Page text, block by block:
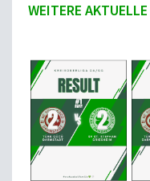
WEITERE